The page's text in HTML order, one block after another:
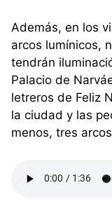
Además, en los
arcos lumínicos,
tendrán
Palacio de
letreros de Feliz
la ciudad y las
menos, tres